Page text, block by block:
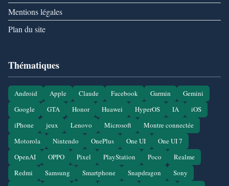
Mentions légales
Plan du site
Thématiques
Android Apple Claude Facebook Garmin
Gemini
Google
GTA Honor Huawei HyperOS IA
iOS
iPhone
jeux Lenovo Microsoft
Montre connectée
Motorola
Nintendo OnePlus One UI
One UI 7
OpenAI
OPPO Pixel PlayStation Poco
Realme
Redmi
Samsung Smartphone Snapdragon
Sony